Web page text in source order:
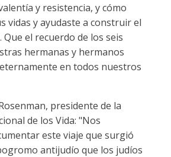
y resistencia, y cómo
vidas y ayudaste a construir el
Que el recuerdo de los seis
hermanas y hermanos
en todos nuestros
presidente de la
de los Vida: "Nos
este viaje que surgió
antijudío que los judíos